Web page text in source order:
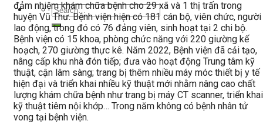
đảm nhiệm khám chữa bệnh cho 29 xã và 1 thị trấn trong
huyện Vũ Thư. Bệnh viện hiện có 181 cán bộ, viên chức, người
lao động, trong đó có 76 đảng viên, sinh hoạt tại 2 chi bộ.
Bệnh viện có 15 khoa, phòng chức năng với 220 giường kế
hoạch, 270 giường thực kê. Năm 2022, Bệnh viện đã cải tạo,
nâng cấp khu nhà đón tiếp; đưa vào hoạt động Trung tâm kỹ
thuật, cận lâm sàng; trang bị thêm nhiều máy móc thiết bị y tế
hiện đại và triển khai nhiều kỹ thuật mới nhằm nâng cao chất
lượng khám chữa bệnh như trang bị máy CT scanner, triển khai
kỹ thuật tiêm nội khớp… Trong năm không có bệnh nhân tử
vong tại bệnh viện.